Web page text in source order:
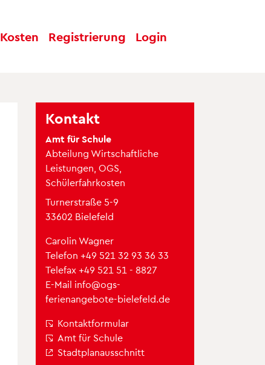
Kosten Registrierung Login
Kontakt
Amt für Schule
Abteilung Wirtschaftliche
Leistungen, OGS,
Schülerfahrkosten
Turnerstraße 5-9
33602 Bielefeld
Carolin Wagner
Telefon +49 521 32 93 36 33
Telefax +49 521 51 - 8827
E-Mail info@ogs-
ferienangebote-bielefeld.de
Kontaktformular
Amt für Schule
Stadtplanausschnitt